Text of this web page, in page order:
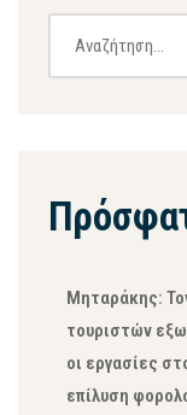
Μηταράκης:
τουριστών
οι εργασίες
επίλυση